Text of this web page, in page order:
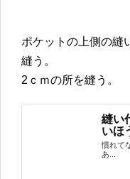
ポケットの上側の縫
縫う。
2ｃｍの所を縫う。
縫い
いほ
慣れて
あ...